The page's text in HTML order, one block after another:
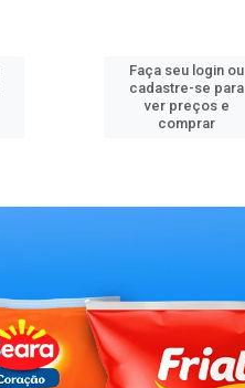
Faça seu login ou
cadastre-se para
ver preços e
comprar